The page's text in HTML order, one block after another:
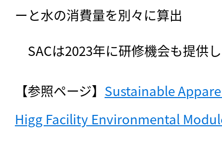
ーと水の消費量を別々に算出
SACは2023年に研修機会も提供
【参照ページ】 Sustainable
Higg Facility Environmental